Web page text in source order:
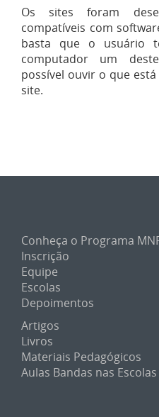
Os sites foram
compatíveis com
basta que o usuário
computador um
possível ouvir o que
site.
Conheça o Programa
Inscrição
Equipe
Escolas
Depoimentos
Artigos
Livros
Materiais Pedagógicos
Aulas Bandas nas Escolas